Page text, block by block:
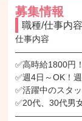
募集情報
職種/仕事内容
仕事内容
✅高時給1800円
✅週4日～OK！
✅活躍中のスタ
✅20代、30代男